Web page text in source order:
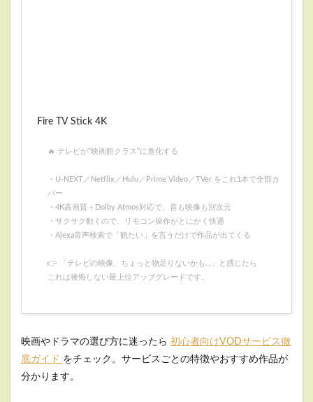
Fire TV Stick 4K
🔥 テレビが“映画館クラス”に進化する
・U-NEXT／Netflix／Hulu／Prime Video／TVer をこれ1本で全部カ
バー
・4K高画質＋Dolby Atmos対応で、音も映像も別次元
・サクサク動くので、リモコン操作がとにかく快適
・Alexa音声検索で「観たい」を言うだけで作品が出てくる
👉 「テレビの映像、ちょっと物足りないかも…」と感じたら
これは後悔しない最上位アップグレードです。
映画やドラマの選び方に迷ったら 初心者向けVODサービス徹
底ガイド をチェック。サービスごとの特徴やおすすめ作品が
分かります。